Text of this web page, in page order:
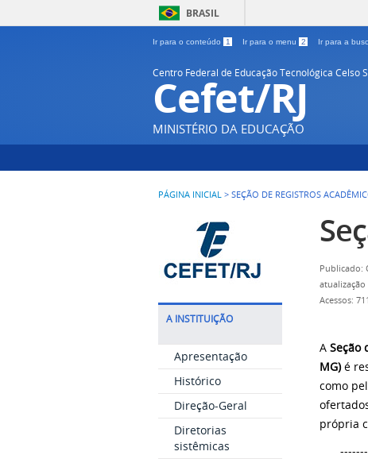
BRASIL
Ir para o conteúdo 1 Ir para o menu 2 Ir para a
Centro Federal de Educação Tecnológica Celso
Cefet/RJ
MINISTÉRIO DA EDUCAÇÃO
PÁGINA INICIAL > SEÇÃO DE REGISTROS
A INSTITUIÇÃO
Apresentação
Histórico
Direção-Geral
Diretorias
sistêmicas
Publicado:
atualização
Acessos:
A Seção
MG)é
como
própria